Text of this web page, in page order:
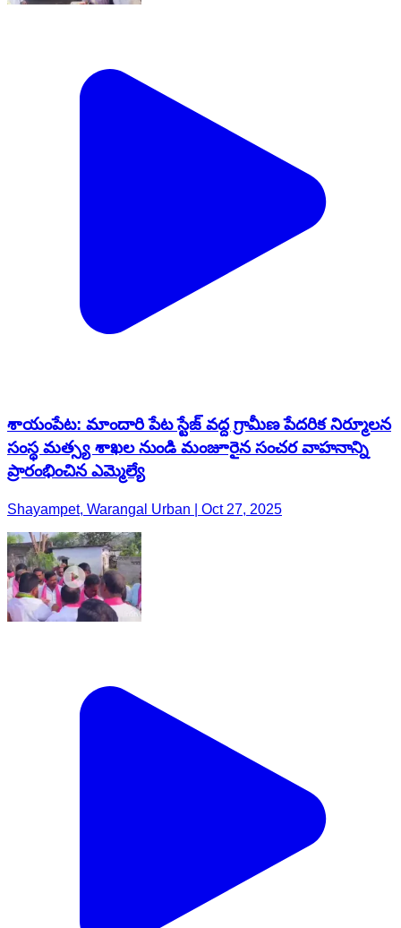
శాయంపేట: మాందారి పేట స్టేజ్ వద్ద గ్రామీణ పేదరిక నిర్మూలన
సంస్థ మత్స్య శాఖల నుండి మంజూరైన సంచర వాహనాన్ని
ప్రారంభించిన ఎమ్మెల్యే
Shayampet, Warangal Urban | Oct 27, 2025